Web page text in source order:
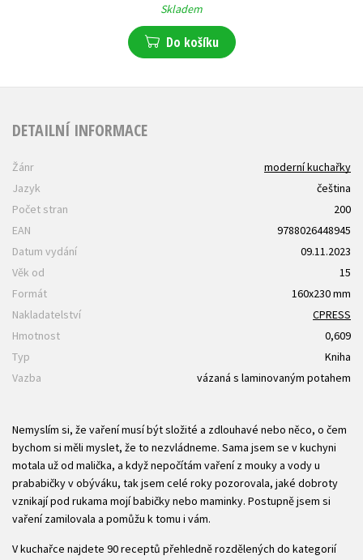
Skladem
Do košíku
DETAILNÍ INFORMACE
Žánr
moderní kuchařky
Jazyk
čeština
Počet stran
200
EAN
9788026448945
Datum vydání
09.11.2023
Věk od
15
Formát
160x230 mm
Nakladatelství
CPRESS
Hmotnost
0,609
Typ
Kniha
Vazba
vázaná s laminovaným potahem
Nemyslím si, že vaření musí být složité a zdlouhavé nebo něco, o čem
bychom si měli myslet, že to nezvládneme. Sama jsem se v kuchyni
motala už od malička, a když nepočítám vaření z mouky a vody u
prababičky v obýváku, tak jsem celé roky pozorovala, jaké dobroty
vznikají pod rukama mojí babičky nebo maminky. Postupně jsem si
vaření zamilovala a pomůžu k tomu i vám.
V kuchařce najdete 90 receptů přehledně rozdělených do kategorií